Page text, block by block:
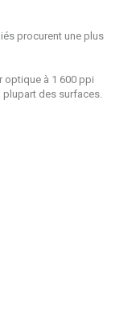
procurent une plus
optique à 1 600 ppi
plupart des surfaces.